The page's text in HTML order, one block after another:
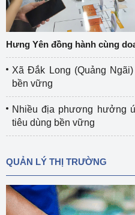
Hưng Yên đồng hành cùng
Xã Đắk Long (Quảng
bền vững
Nhiều địa phương hưởng
tiêu dùng bền vững
QUẢN LÝ THỊ TRƯỜNG